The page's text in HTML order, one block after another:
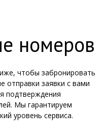
номеров
чтобы забронировать
отправки заявки с вами
подтверждения
Мы гарантируем
уровень сервиса.